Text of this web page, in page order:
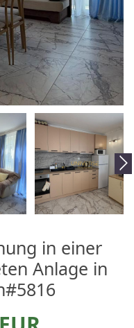
in einer
Anlage in